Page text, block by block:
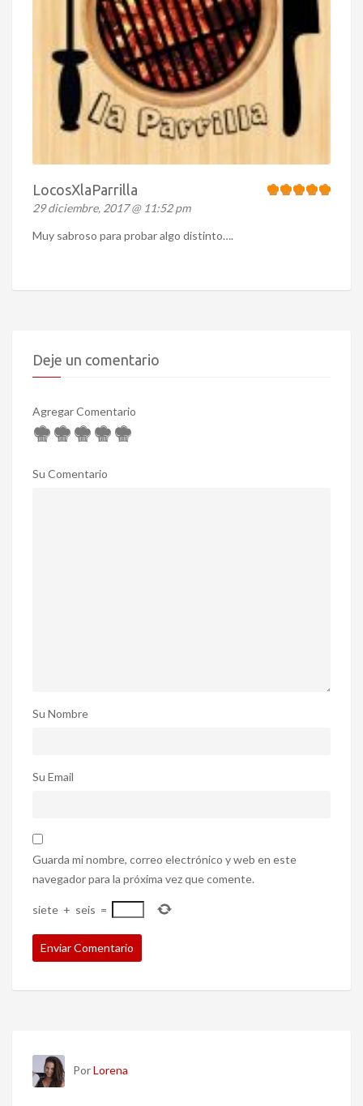
LocosXlaParrilla
29 diciembre, 2017 @ 11:52 pm
Muy sabroso para probar algo distinto….
Deje un comentario
Agregar Comentario
Su Comentario
Su Nombre
Su Email
Guarda mi nombre, correo electrónico y web en este
navegador para la próxima vez que comente.
siete + seis =
PorLorena